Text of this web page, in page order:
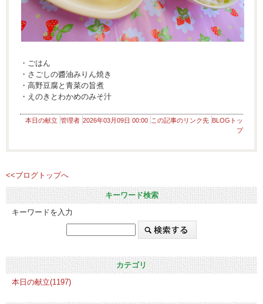
・ごはん
・さごしの醬油みりん焼き
・高野豆腐と青菜の旨煮
・えのきとわかめのみそ汁
本日の献立 管理者 2026年03月09日 00:00 この記事のリンク先 BLOGトッ
プ
<<ブログトップへ
キーワード検索
キーワードを入力
カテゴリ
本日の献立(1197)